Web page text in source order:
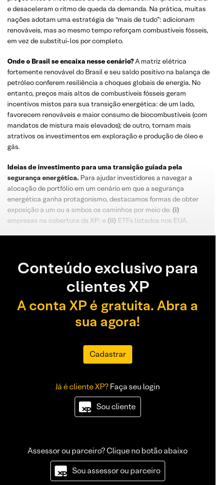
e desaceleram o ritmo de queda da demanda. Na prática, muitas
nações adotam uma estratégia de “mais de tudo”: adicionam
renováveis, mas ao mesmo tempo reforçam combustíveis fósseis,
em vez de substituí-los por completo.
Onde o Brasil se encaixa nesse cenário?A matriz elétrica
fortemente renovável do Brasil e seu saldo positivo na balança de
petróleo conferem resiliência a choques globais de energia. No
entanto, preços mais altos de combustíveis fósseis geram
incentivos mistos para sua transição energética: de um lado,
favorecem renováveis e maior consumo de biocombustíveis (com
mandatos de mistura mais elevados); de outro, tornam mais
atrativos os investimentos em exploração e produção de óleo e
gás.
Ideias de investimento para uma transição guiada pela
segurança energética. Para ajudar investidores a navegar a
alocação de portfólio em um cenário em que a segurança
energética ganha protagonismo, destacamos formas de obter
exposição a um ou a ambos os caminhos por meio de: (i)
empresas na cobertura da XP; e (ii) ETFs listados nos EUA.
Conteúdo exclusivo para
clientes XP
A conta XP é gratuita. Abra a
sua agora!
Cadastrar
Já é cliente XP?Faça seu login
Sou cliente
Assessor ou parceiro? Clique no botão abaixo
Sou assessor ou parceiro